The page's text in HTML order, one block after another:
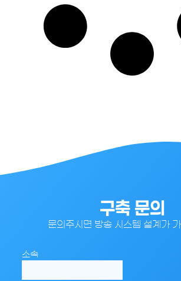
구축 문의
문의주시면 방송 시스템 설계가
소속